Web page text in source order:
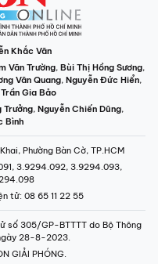
Khắc Văn
Văn Trường, Bùi Thị Hồng Sương,
Văn Quang, Nguyễn Đức Hiển,
Trần Gia Bảo
Trưởng, Nguyễn Chiến Dũng,
Bình
Phường Bàn Cờ, TP.HCM
3.9294.092, 3.9294.093,
tử: 08 65 11 22 55
số 305/GP-BTTTT do Bộ Thông
28-8-2023.
GIẢI PHÓNG.